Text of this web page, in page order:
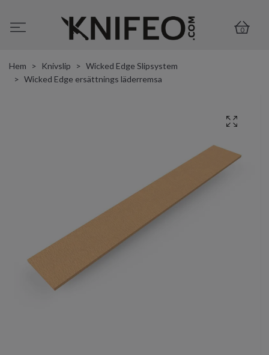
0
Hem Knivslip
Wicked Edge Slipsystem
Wicked Edge ersättnings läderremsa